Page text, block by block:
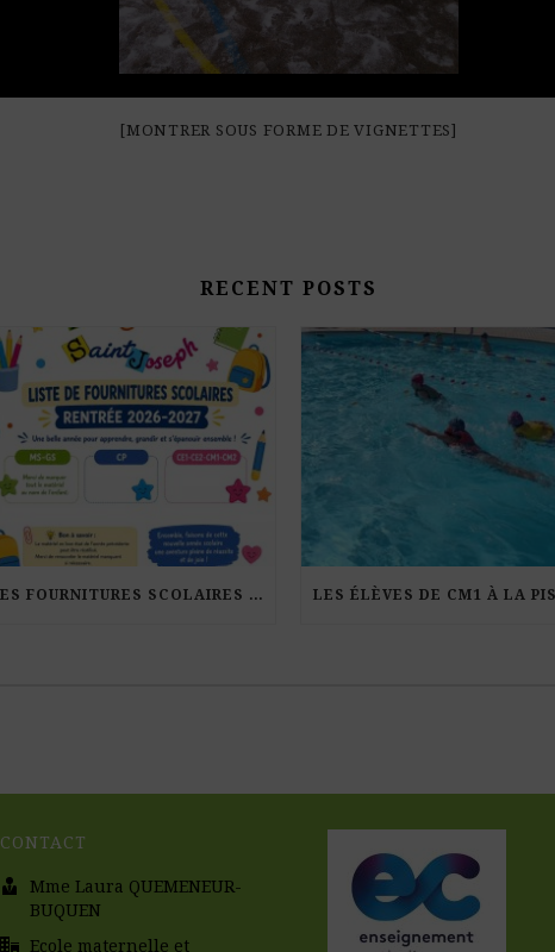
[MONTRER SOUS FORME DE VIGNETTES]
RECENT POSTS
LES FOURNITURES SCOLAIRES POUR LA RENTRÉE 2026-27
CONTACT
Mme Laura QUEMENEUR-
BUQUEN
Ecole maternelle et